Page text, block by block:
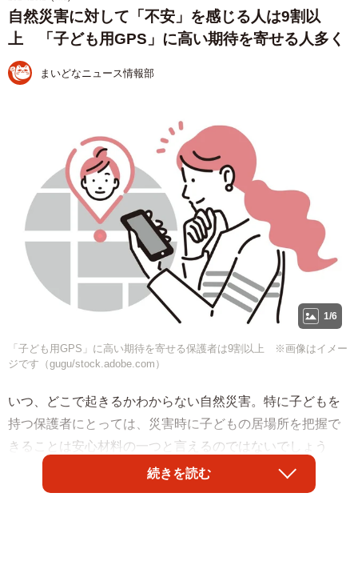
自然災害に対して「不安」を感じる人は9割以
上 「子ども用GPS」に高い期待を寄せる人多く
まいどなニュース情報部
1/6
「子ども用GPS」に高い期待を寄せる保護者は9割以上 ※画像はイメー
ジです（gugu/stock.adobe.com）
いつ、どこで起きるかわからない自然災害。特に子どもを
持つ保護者にとっては、災害時に子どもの居場所を把握で
きることは安心材料の一つと言えるのではないでしょう
か。ドリームエリア株式会社（東京都渋谷区）が実施した
「自然災害への備え」についての調査によると、全国平均
続きを読む